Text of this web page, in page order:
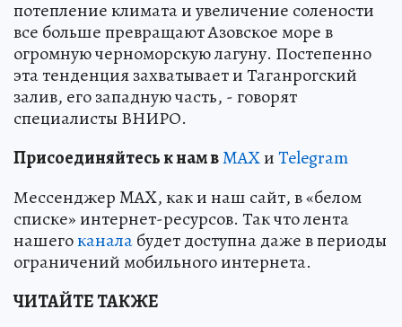
потепление климата и увеличение солености
все больше превращают Азовское море в
огромную черноморскую лагуну. Постепенно
эта тенденция захватывает и Таганрогский
залив, его западную часть, - говорят
специалисты ВНИРО.
Присоединяйтесь к нам вMAXиTelegram
Мессенджер MAX, как и наш сайт, в «белом
списке» интернет-ресурсов. Так что лента
нашегоканалабудет доступна даже в периоды
ограничений мобильного интернета.
ЧИТАЙТЕ ТАКЖЕ